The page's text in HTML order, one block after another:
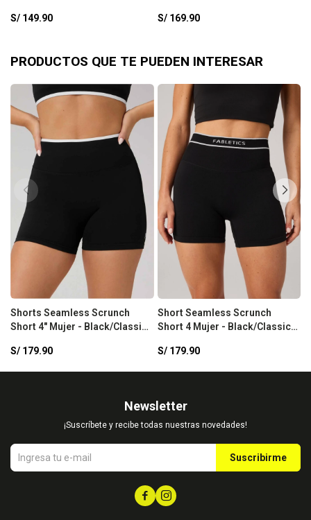
S/ 149.90
S/ 169.90
PRODUCTOS QUE TE PUEDEN INTERESAR
Shorts Seamless Scrunch
Short 4" Mujer - Black/Classic
S/ 179.90
Short Seamless Scrunch
Short 4 Mujer - Black/Classic
S/ 179.90
Newsletter
¡Suscríbete y recibe todas nuestras novedades!
Suscribirme
 